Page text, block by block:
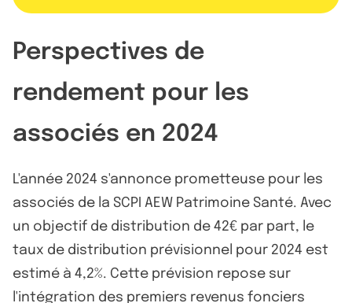
Perspectives de
rendement pour les
associés en 2024
L'année 2024 s'annonce prometteuse pour les
associés de la SCPI AEW Patrimoine Santé. Avec
un objectif de distribution de 42€ par part, le
taux de distribution prévisionnel pour 2024 est
estimé à 4,2%. Cette prévision repose sur
l'intégration des premiers revenus fonciers